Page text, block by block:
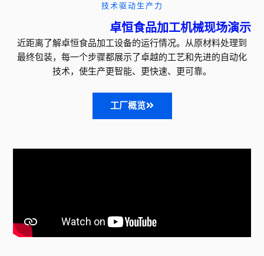
技术驱动生产力
卓恒食品加工机械现场演示
近距离了解卓恒食品加工设备的运行情况。从原材料处理到
最终包装，每一个步骤都展示了卓越的工艺和先进的自动化
技术，使生产更智能、更快速、更可靠。
工厂概览